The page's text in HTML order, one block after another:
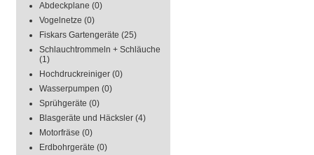
Abdeckplane (0)
Vogelnetze (0)
Fiskars Gartengeräte (25)
Schlauchtrommeln + Schläuche
(1)
Hochdruckreiniger (0)
Wasserpumpen (0)
Sprühgeräte (0)
Blasgeräte und Häcksler (4)
Motorfräse (0)
Erdbohrgeräte (0)